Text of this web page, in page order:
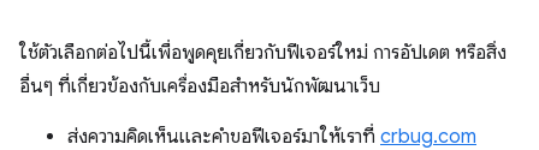
ใช้ตัวเลือกต่อไปนี้เพื่อพูดคุยเกี่ยวกับฟีเจอร์ใหม่ การอัปเดต หรือสิ่ง
อื่นๆ ที่เกี่ยวข้องกับเครื่องมือสำหรับนักพัฒนาเว็บ
ส่งความคิดเห็นและคำขอฟีเจอร์มาให้เราที่ crbug.com